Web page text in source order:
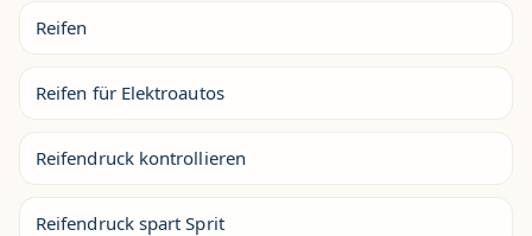
Reifen
Reifen für Elektroautos
Reifendruck kontrollieren
Reifendruck spart Sprit